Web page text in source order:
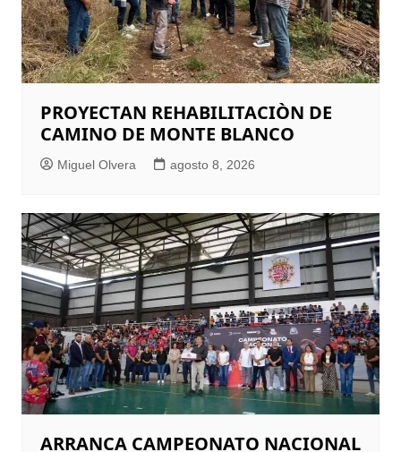
PROYECTAN REHABILITACIÒN DE
CAMINO DE MONTE BLANCO
Miguel Olvera agosto 8, 2026
ARRANCA CAMPEONATO NACIONAL